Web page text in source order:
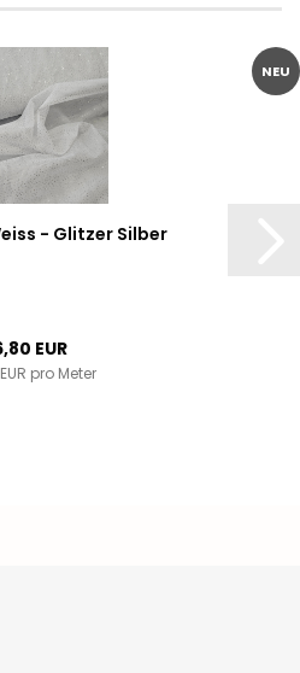
NEU
- Glitzer Silber
EUR
pro Meter